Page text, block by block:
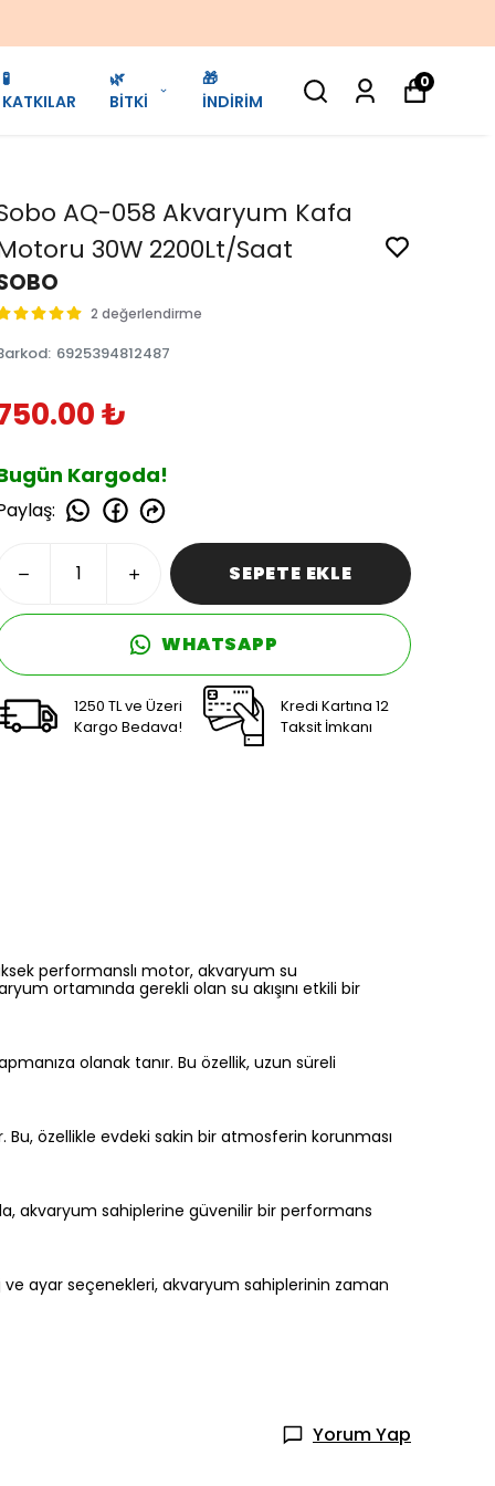
🧪
KATKILAR
🌿
BİTKİ
🎁
İNDİRİM
0
AQ-058 Akvaryum Kafa
30W 2200Lt/Saat
2 değerlendirme
: 6925394812487
₺
Kargoda!
:
SEPETE EKLE
WHATSAPP
1250 TL ve Üzeri
Kargo Bedava!
Kredi Kartına 12
Taksit İmkanı
performanslı motor, akvaryum su
ortamında gerekli olan su akışını etkili bir
olanak tanır. Bu özellik, uzun süreli
özellikle evdeki sakin bir atmosferin korunması
akvaryum sahiplerine güvenilir bir performans
ve ayar seçenekleri, akvaryum sahiplerinin zaman
Yorum Yap